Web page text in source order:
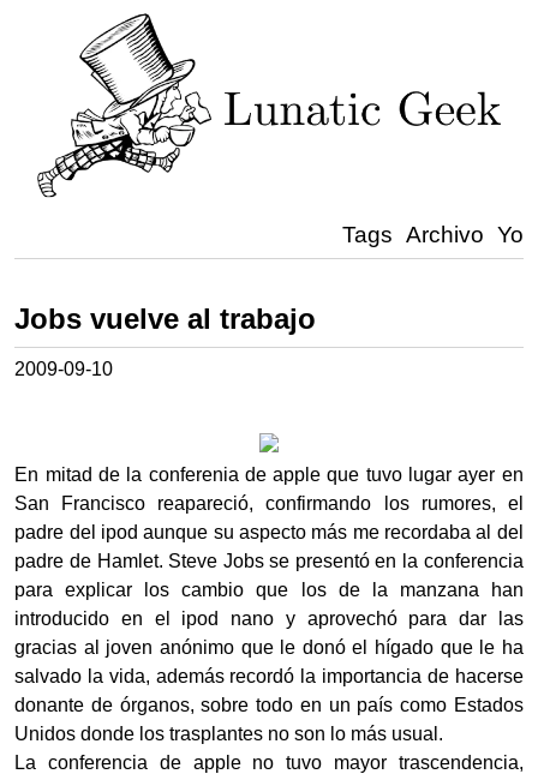
Tags Archivo Yo
Jobs vuelve al trabajo
2009-09-10
En mitad de la conferenia de apple que tuvo lugar ayer en
San Francisco reapareció, confirmando los rumores, el
padre del ipod aunque su aspecto más me recordaba al del
padre de Hamlet. Steve Jobs se presentó en la conferencia
para explicar los cambio que los de la manzana han
introducido en el ipod nano y aprovechó para dar las
gracias al joven anónimo que le donó el hígado que le ha
salvado la vida, además recordó la importancia de hacerse
donante de órganos, sobre todo en un país como Estados
Unidos donde los trasplantes no son lo más usual.
La conferencia de apple no tuvo mayor trascendencia,